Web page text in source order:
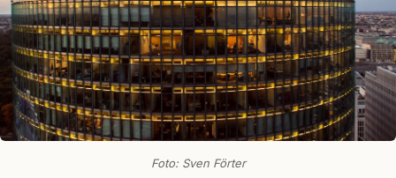
Foto: Sven Förter